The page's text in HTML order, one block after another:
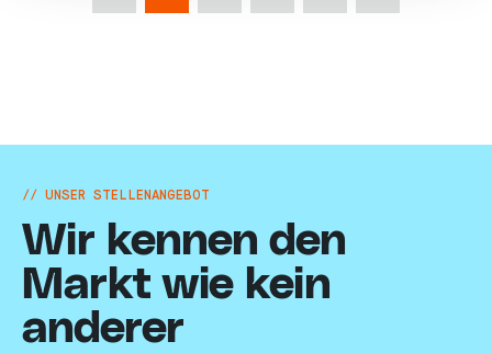
// UNSER STELLENANGEBOT
Wir kennen den
Markt wie kein
anderer